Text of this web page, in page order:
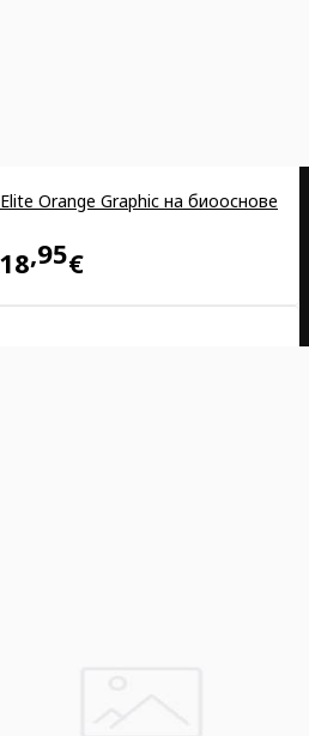
Orange Graphic на биооснове
18 95€